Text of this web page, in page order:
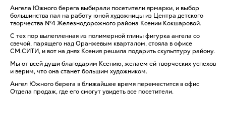
Ангела Южного берега выбирали посетители ярмарки, и выбор
большинства пал на работу юной художницы из Центра детского
творчества №4 Железнодорожного района Ксении Кокшаровой.
С тех пор вылепленная из полимерной глины фигурка ангела со
свечой, парящего над Оранжевым кварталом, стояла в офисе
СМ.СИТИ, и вот на днях Ксения решила подарить скульптуру району.
Мы от всей души благодарим Ксению, желаем ей творческих успехов
и верим, что она станет большим художником.
Ангел Южного берега в ближайшее время переместится в офис
Отдела продаж, где его смогут увидеть все посетители.